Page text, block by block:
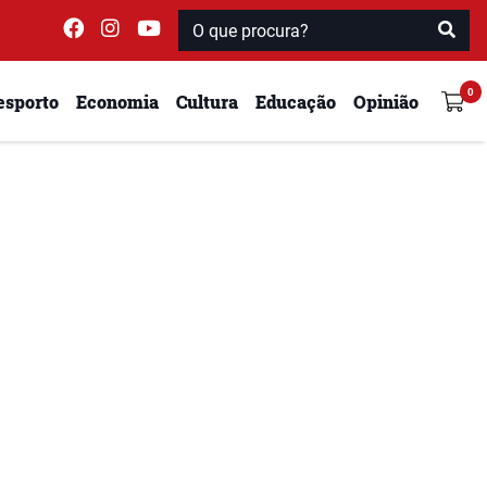
Economia Cultura Educação Opinião